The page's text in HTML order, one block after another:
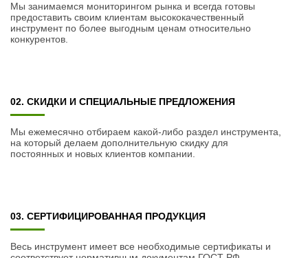
Мы занимаемся мониторингом рынка и всегда готовы
предоставить своим клиентам высококачественный
инструмент по более выгодным ценам относительно
конкурентов.
02. СКИДКИ И СПЕЦИАЛЬНЫЕ ПРЕДЛОЖЕНИЯ
Мы ежемесячно отбираем какой-либо раздел инструмента,
на который делаем дополнительную скидку для
постоянных и новых клиентов компании.
03. СЕРТИФИЦИРОВАННАЯ ПРОДУКЦИЯ
Весь инструмент имеет все необходимые сертификаты и